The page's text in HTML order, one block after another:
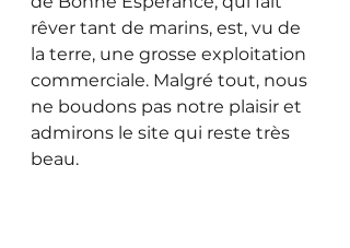
rêver tant de marins, est, vu de
la terre, une grosse exploitation
commerciale. Malgré tout, nous
ne boudons pas notre plaisir et
admirons le site qui reste très
beau.